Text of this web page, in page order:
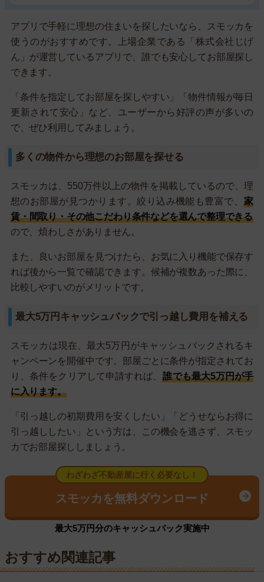
アプリで手軽に理想の住まいを探したいなら、スモッカを
使うのがおすすめです。上場企業である「株式会社じげ
ん」が運営しているアプリで、誰でも安心してお部屋探し
できます。
「条件を指定してお部屋を探しやすい」「物件情報が毎日
更新されて安心」など、ユーザーから好評の声が多いの
で、ぜひ利用してみましょう。
多くの物件から理想のお部屋を探せる
スモッカは、550万件以上の物件を掲載しているので、理
想のお部屋が見つかります。絞り込み機能も豊富で、家
賃・間取り・その他こだわり条件などを選んで整理できる
ので、煩わしさがありません。
また、良いお部屋を見つけたら、お気に入り機能で保存す
れば後から一覧で確認できます。候補が複数あった際に、
比較しやすいのがメリットです。
最大5万円キャッシュバックで引っ越し費用を補える
スモッカは現在、最大5万円がキャッシュバックされるキ
ャンペーンを開催中です。部屋ごとに条件が指定されてお
り、条件をクリアして申請すれば、誰でも最大5万円が手
に入ります。
「引っ越しの初期費用を安くしたい」「どうせならお得に
引っ越ししたい」という方は、この機会を逃さず、スモッ
カでお部屋探ししましょう。
わざわざ不動産屋に行く必要なし！
スモッカを無料ダウンロード
最大5万円分のキャッシュバック実施中
おすすめ関連記事